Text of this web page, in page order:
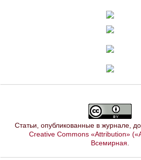
Статьи, опубликованные в журнале,
Creative Commons «Attribution»
Всемирная